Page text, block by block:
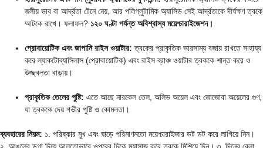
জলীয় ভাব বা আর্দ্রতা টেনে নেয়, আর পলিগ্লুটামিক অ্যাসিড সেই আর্দ্রতাকে দীর্ঘক্ষণ ত্বকে
আটকে রাখে। ফলাফল? ১২০ ঘণ্টা পর্যন্ত অবিশ্বাস্য ময়েশ্চারাইজেশন।
প্রোবায়োটিক এবং জাপানি রাইস ওয়াটার: ত্বকের প্রাকৃতিক ভারসাম্য বজায় রাখতে সাহায্য
করে ল্যাকটোব্যাসিলাস (প্রোবায়োটিক) এবং রাইস ব্রাঞ্চ ওয়াটার ত্বককে শান্ত করে ও
উজ্জ্বলতা বাড়ায়।
প্রাকৃতিক তেলের পুষ্টি: এতে আছে নারকেল তেল, অলিভ অয়েল এবং জোজোবা অয়েলের গুণ,
যা ত্বককে দেয় গভীর পুষ্টি ও কোমলতা।
ব্যবহারের নিয়ম: ১. পরিষ্কার মুখ এবং ঘাড়ে পরিমাণমতো ময়েশ্চারাইজার ডট ডট করে লাগিয়ে নিন।